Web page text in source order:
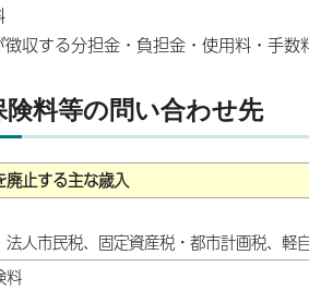
収する分担金・負担金・使用料・手数
険料等の問い合わせ先
廃止する主な歳入
法人市民税、固定資産税・都市計画税、軽
料